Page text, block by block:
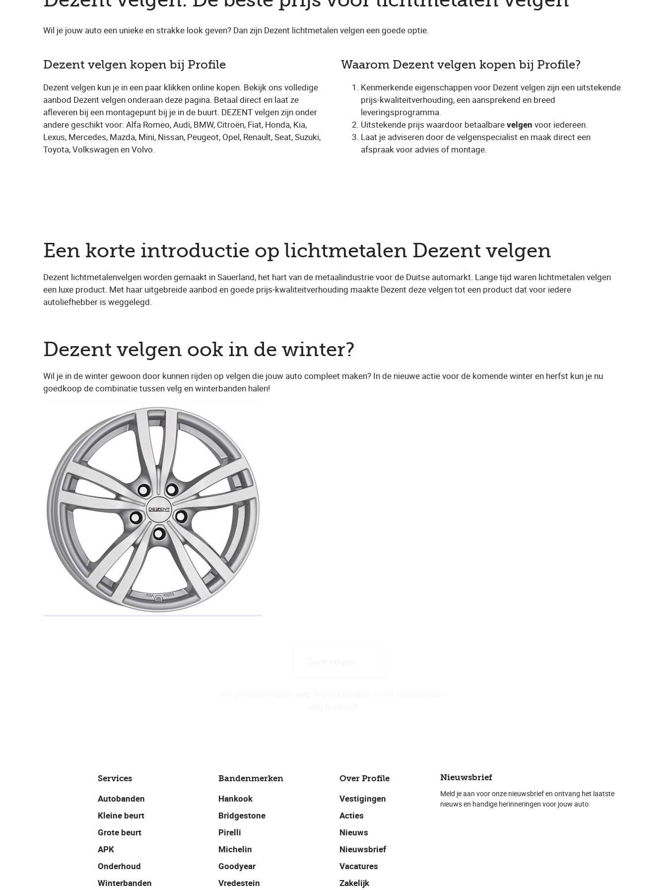
Wil je jouw auto een unieke en strakke look geven? Dan zijn Dezent lichtmetalen velgen een goede optie.
Dezent velgen kopen bij Profile
Dezent velgen kun je in een paar klikken online kopen. Bekijk ons volledige
aanbod Dezent velgen onderaan deze pagina. Betaal direct en laat ze
afleveren bij een montagepunt bij je in de buurt. DEZENT velgen zijn onder
andere geschikt voor: Alfa Romeo, Audi, BMW, Citroën, Fiat, Honda, Kia,
Lexus, Mercedes, Mazda, Mini, Nissan, Peugeot, Opel, Renault, Seat, Suzuki,
Toyota, Volkswagen en Volvo.
Waarom Dezent velgen kopen bij Profile?
Kenmerkende eigenschappen voor Dezent velgen zijn een uitstekende
prijs-kwaliteitverhouding, een aansprekend en breed
leveringsprogramma.
Uitstekende prijs waardoor betaalbarevelgen voor iedereen.
Laat je adviseren door de velgenspecialist en maak direct een
afspraak voor advies of montage.
Een korte introductie op lichtmetalen Dezent velgen
Dezent lichtmetalenvelgen worden gemaakt in Sauerland, het hart van de metaalindustrie voor de Duitse automarkt. Lange tijd waren lichtmetalen velgen
een luxe product. Met haar uitgebreide aanbod en goede prijs-kwaliteitverhouding maakte Dezent deze velgen tot een product dat voor iedere
autoliefhebber is weggelegd.
Dezent velgen ook in de winter?
Wil je in de winter gewoon door kunnen rijden op velgen die jouw auto compleet maken? In de nieuwe actie voor de komende winter en herfst kun je nu
goedkoop de combinatie tussen velg en winterbanden halen!
Services
Autobanden
Kleine beurt
Grote beurt
APK
Onderhoud
Winterbanden
Bandenmerken
Hankook
Bridgestone
Pirelli
Michelin
Goodyear
Vredestein
Over Profile
Vestigingen
Acties
Nieuws
Nieuwsbrief
Vacatures
Zakelijk
Nieuwsbrief
Meld je aan voor onze nieuwsbrief en ontvang het laatste
nieuws en handige herinneringen voor jouw auto.